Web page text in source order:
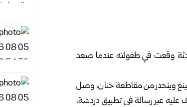
بعائلته بعد فراق استمر 35 عاماً، عقب حادثة وقعت في طفولته عندما صعد
وينحدر من مقاطعة خنان، وصل
عليه عبر رسالة في تطبيق دردشة،